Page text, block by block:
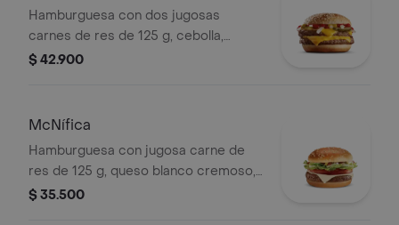
Hamburguesa con dos jugosas
carnes de res de 125 g, cebolla,
pepinillos, doble queso cheddar
$ 42.900
McNífica
Hamburguesa con jugosa carne de
res de 125 g, queso blanco cremoso,
cebolla, tomate fresco, lechuga, salsa
$ 35.500